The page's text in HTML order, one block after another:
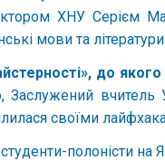
ХНУ Серієм
мови та
до
вчитель
своїми
полоністи на